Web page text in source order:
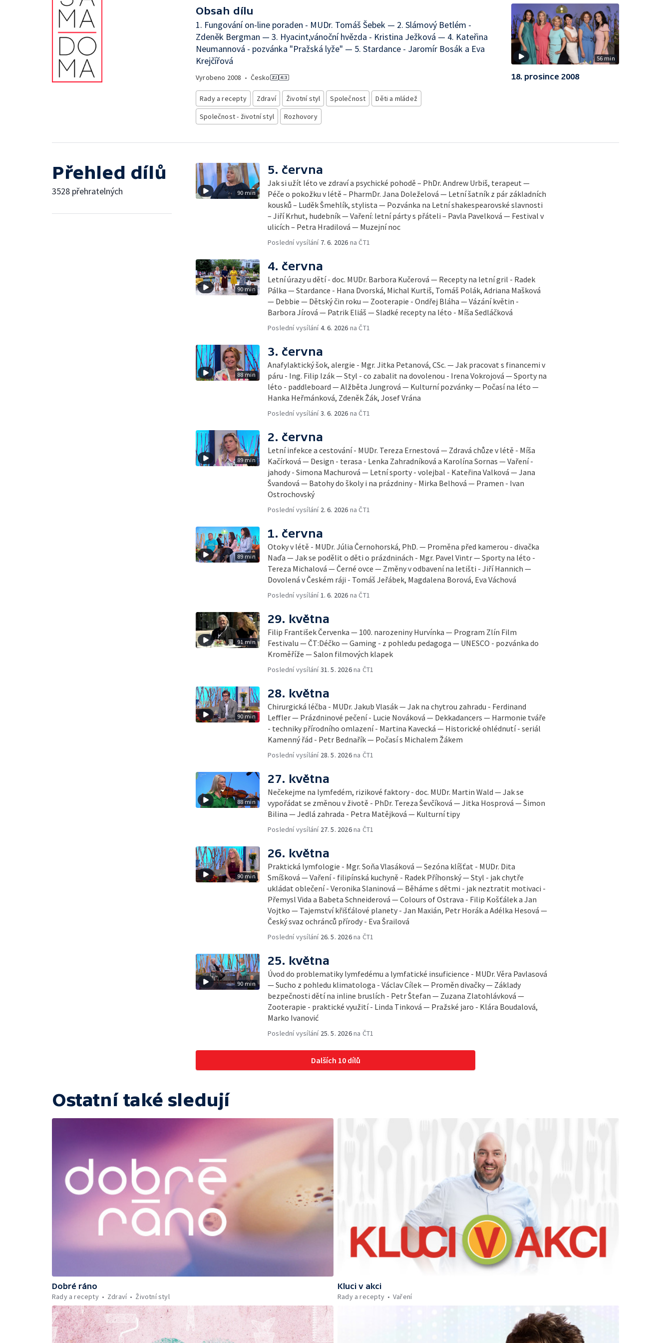
Obsah dílu
1. Fungování on-line poraden - MUDr. Tomáš Šebek — 2. Slámový Betlém -
Zdeněk Bergman — 3. Hyacint,vánoční hvězda - Kristina Ježková — 4. Kateřina
Neumannová - pozvánka "Pražská lyže" — 5. Stardance - Jaromír Bosák a Eva
Krejčířová
Vyrobeno 2008 • Česko
Rady a recepty Zdraví Životní styl Společnost
Děti a mládež
Společnost - životní styl
Rozhovory
56 min
18. prosince 2008
Přehled dílů
3528 přehratelných 90 min
5. června
Jak si užít léto ve zdraví a psychické pohodě – PhDr. Andrew Urbiš, terapeut —
Péče o pokožku v létě – PharmDr. Jana Doleželová — Letní šatník z pár základních
kousků – Luděk Šmehlík, stylista — Pozvánka na Letní shakespearovské slavnosti
– Jiří Krhut, hudebník — Vaření: letní párty s přáteli – Pavla Pavelková — Festival v
ulicích – Petra Hradilová — Muzejní noc
Poslední vysílání 7. 6. 2026 na ČT1
90 min
4. června
Letní úrazy u dětí - doc. MUDr. Barbora Kučerová — Recepty na letní gril - Radek
Pálka — Stardance - Hana Dvorská, Michal Kurtiš, Tomáš Polák, Adriana Mašková
— Debbie — Dětský čin roku — Zooterapie - Ondřej Bláha — Vázání květin -
Barbora Jírová — Patrik Eliáš — Sladké recepty na léto - Míša Sedláčková
Poslední vysílání4. 6. 2026 na ČT1
88 min
3. června
Anafylaktický šok, alergie - Mgr. Jitka Petanová, CSc. — Jak pracovat s financemi v
páru - Ing. Filip Izák — Styl - co zabalit na dovolenou - Irena Vokrojová — Sporty na
léto - paddleboard — Alžběta Jungrová — Kulturní pozvánky — Počasí na léto —
Hanka Heřmánková, Zdeněk Žák, Josef Vrána
Poslední vysílání3. 6. 2026 na ČT1
89 min
2. června
Letní infekce a cestování - MUDr. Tereza Ernestová — Zdravá chůze v létě - Míša
Kačírková — Design - terasa - Lenka Zahradníková a Karolína Sornas — Vaření -
jahody - Simona Machurová — Letní sporty - volejbal - Kateřina Valková — Jana
Švandová — Batohy do školy i na prázdniny - Mirka Belhová — Pramen - Ivan
Ostrochovský
Poslední vysílání 2. 6. 2026 na ČT1
89 min
1. června
Otoky v létě - MUDr. Júlia Černohorská, PhD. — Proměna před kamerou - divačka
Naďa — Jak se podělit o děti o prázdninách - Mgr. Pavel Vintr — Sporty na léto -
Tereza Michalová — Černé ovce — Změny v odbavení na letišti - Jiří Hannich —
Dovolená v Českém ráji - Tomáš Jeřábek, Magdalena Borová, Eva Váchová
Poslední vysílání1. 6. 2026 na ČT1
91 min
29. května
Filip František Červenka — 100. narozeniny Hurvínka — Program Zlín Film
Festivalu — ČT:Déčko — Gaming - z pohledu pedagoga — UNESCO - pozvánka do
Kroměříže — Salon filmových klapek
Poslední vysílání31. 5. 2026na ČT1
90 min
28. května
Chirurgická léčba - MUDr. Jakub Vlasák — Jak na chytrou zahradu - Ferdinand
Leffler — Prázdninové pečení - Lucie Nováková — Dekkadancers — Harmonie tváře
- techniky přírodního omlazení - Martina Kavecká — Historické ohlédnutí - seriál
Kamenný řád - Petr Bednařík — Počasí s Michalem Žákem
Poslední vysílání 28. 5. 2026na ČT1
88 min
27. května
Nečekejme na lymfedém, rizikové faktory - doc. MUDr. Martin Wald — Jak se
vypořádat se změnou v životě - PhDr. Tereza Ševčíková — Jitka Hosprová — Šimon
Bilina — Jedlá zahrada - Petra Matějková — Kulturní tipy
Poslední vysílání 27. 5. 2026na ČT1
90 min
26. května
Praktická lymfologie - Mgr. Soňa Vlasáková — Sezóna klíšťat - MUDr. Dita
Smíšková — Vaření - filipínská kuchyně - Radek Příhonský — Styl - jak chytře
ukládat oblečení - Veronika Slaninová — Běháme s dětmi - jak neztratit motivaci -
Přemysl Vida a Babeta Schneiderová — Colours of Ostrava - Filip Košťálek a Jan
Vojtko — Tajemství křišťálové planety - Jan Maxián, Petr Horák a Adélka Hesová —
Český svaz ochránců přírody - Eva Šrailová
Poslední vysílání 26. 5. 2026na ČT1
90 min
25. května
Úvod do problematiky lymfedému a lymfatické insuficience - MUDr. Věra Pavlasová
— Sucho z pohledu klimatologa - Václav Cílek — Proměn divačky — Základy
bezpečnosti dětí na inline bruslích - Petr Štefan — Zuzana Zlatohlávková —
Zooterapie - praktické využití - Linda Tinková — Pražské jaro - Klára Boudalová,
Marko Ivanović
Poslední vysílání 25. 5. 2026na ČT1
Dalších 10 dílů
Ostatní také sledují
Dobré ráno
Rady a recepty
Zdraví Životní styl
Kluci v akci
Rady a recepty
Vaření